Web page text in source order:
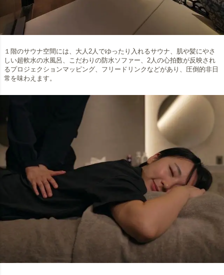
１階のサウナ空間には、大人2人でゆったり入れるサウナ、肌や髪にやさ
しい超軟水の水風呂、こだわりの防水ソファー、2人の心拍数が反映され
るプロジェクションマッピング、フリードリンクなどがあり、圧倒的非日
常を味わえます。